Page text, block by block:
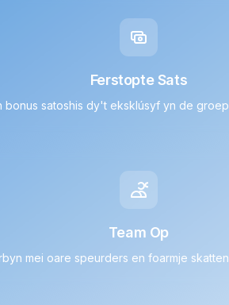
Ferstopte Sats
bonus satoshis dy't eksklúsyf yn de
Team Op
mei oare speurders en foarmje